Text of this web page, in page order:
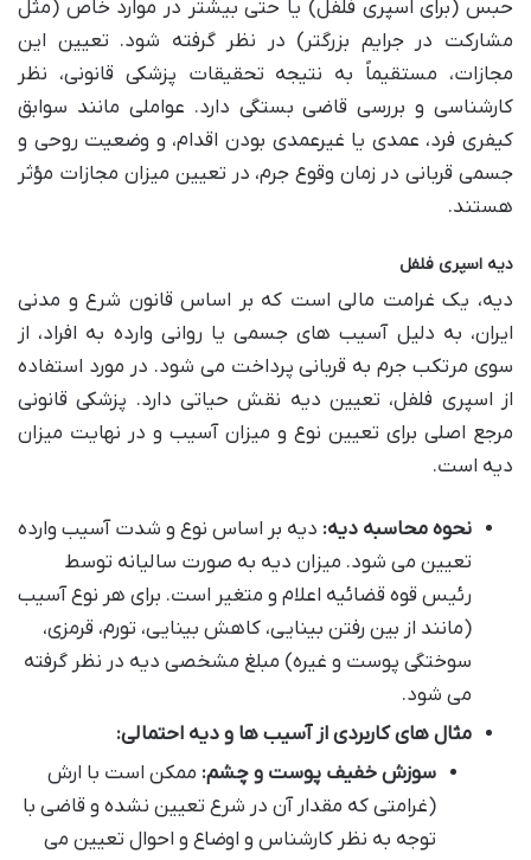
حبس (برای اسپری فلفل) یا حتی بیشتر در موارد خاص (مثل
مشارکت در جرایم بزرگتر) در نظر گرفته شود. تعیین این
مجازات، مستقیماً به نتیجه تحقیقات پزشکی قانونی، نظر
کارشناسی و بررسی قاضی بستگی دارد. عواملی مانند سوابق
کیفری فرد، عمدی یا غیرعمدی بودن اقدام، و وضعیت روحی و
جسمی قربانی در زمان وقوع جرم، در تعیین میزان مجازات مؤثر
هستند.
دیه اسپری فلفل
دیه، یک غرامت مالی است که بر اساس قانون شرع و مدنی
ایران، به دلیل آسیب های جسمی یا روانی وارده به افراد، از
سوی مرتکب جرم به قربانی پرداخت می شود. در مورد استفاده
از اسپری فلفل، تعیین دیه نقش حیاتی دارد. پزشکی قانونی
مرجع اصلی برای تعیین نوع و میزان آسیب و در نهایت میزان
دیه است.
نحوه محاسبه دیه: دیه بر اساس نوع و شدت آسیب وارده
تعیین می شود. میزان دیه به صورت سالیانه توسط
رئیس قوه قضائیه اعلام و متغیر است. برای هر نوع آسیب
(مانند از بین رفتن بینایی، کاهش بینایی، تورم، قرمزی،
سوختگی پوست و غیره) مبلغ مشخصی دیه در نظر گرفته
می شود.
مثال های کاربردی از آسیب ها و دیه احتمالی:
سوزش خفیف پوست و چشم: ممکن است با ارش
(غرامتی که مقدار آن در شرع تعیین نشده و قاضی با
توجه به نظر کارشناس و اوضاع و احوال تعیین می